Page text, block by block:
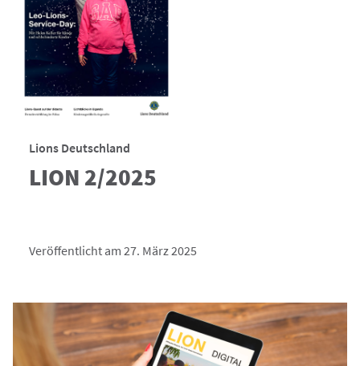
Lions Deutschland
LION 2/2025
Veröffentlicht am 27. März 2025